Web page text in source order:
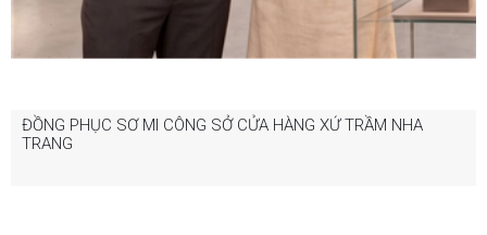
ĐỒNG PHỤC SƠ MI CÔNG SỞ CỬA HÀNG XỨ TRẦM NHA
TRANG